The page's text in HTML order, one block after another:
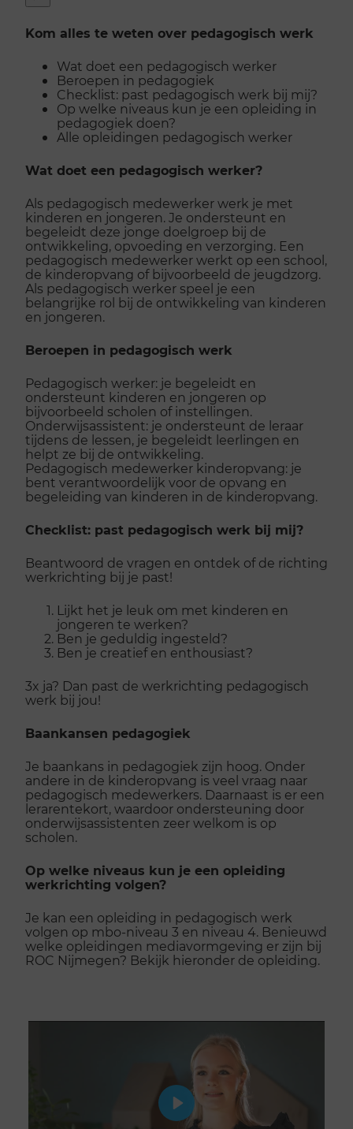
Snel
menu
Kom alles te weten over pedagogisch werk
Wat doet een pedagogisch werker
Beroepen in pedagogiek
Checklist: past pedagogisch werk bij mij?
Op welke niveaus kun je een opleiding in
pedagogiek doen?
Alle opleidingen pedagogisch werker
Wat doet een pedagogisch werker?
Als pedagogisch medewerker werk je met
kinderen en jongeren. Je ondersteunt en
begeleidt deze jonge doelgroep bij de
ontwikkeling, opvoeding en verzorging. Een
pedagogisch medewerker werkt op een school,
de kinderopvang of bijvoorbeeld de jeugdzorg.
Als pedagogisch werker speel je een
belangrijke rol bij de ontwikkeling van kinderen
en jongeren.
Beroepen in pedagogisch werk
Pedagogisch werker: je begeleidt en
ondersteunt kinderen en jongeren op
bijvoorbeeld scholen of instellingen.
Onderwijsassistent: je ondersteunt de leraar
tijdens de lessen, je begeleidt leerlingen en
helpt ze bij de ontwikkeling.
Pedagogisch medewerker kinderopvang: je
bent verantwoordelijk voor de opvang en
begeleiding van kinderen in de kinderopvang.
Checklist: past pedagogisch werk bij mij?
Beantwoord de vragen en ontdek of de richting
werkrichting bij je past!
Lijkt het je leuk om met kinderen en
jongeren te werken?
Ben je geduldig ingesteld?
Ben je creatief en enthousiast?
3x ja? Dan past de werkrichting pedagogisch
werk bij jou!
Baankansen pedagogiek
Je baankans in pedagogiek zijn hoog. Onder
andere in de kinderopvang is veel vraag naar
pedagogisch medewerkers. Daarnaast is er een
lerarentekort, waardoor ondersteuning door
onderwijsassistenten zeer welkom is op
scholen.
Op welke niveaus kun je een opleiding
werkrichting volgen?
Je kan een opleiding in pedagogisch werk
volgen op mbo-niveau 3 en niveau 4. Benieuwd
welke opleidingen mediavormgeving er zijn bij
ROC Nijmegen? Bekijk hieronder de opleiding.
Play